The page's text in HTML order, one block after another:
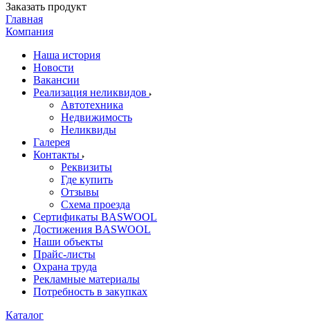
Заказать продукт
Главная
Компания
Наша история
Новости
Вакансии
Реализация неликвидов
Автотехника
Недвижимость
Неликвиды
Галерея
Контакты
Реквизиты
Где купить
Отзывы
Схема проезда
Сертификаты BASWOOL
Достижения BASWOOL
Наши объекты
Прайс-листы
Охрана труда
Рекламные материалы
Потребность в закупках
Каталог